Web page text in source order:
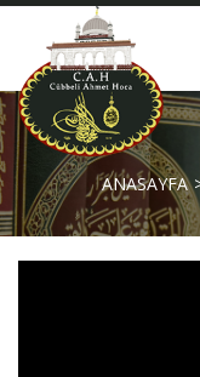
ANASAYFA